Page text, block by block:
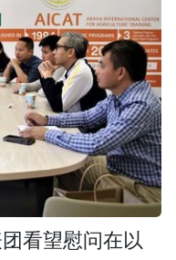
看望慰问在以